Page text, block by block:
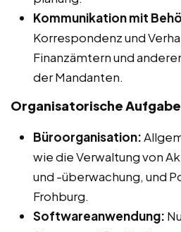
Kommunikation mit
Korrespondenz und
Finanzämtern und
der Mandanten.
Organisatorische
Büroorganisation:
wie die Verwaltung von
und -überwachung, und
Frohburg.
Softwareanwendung: